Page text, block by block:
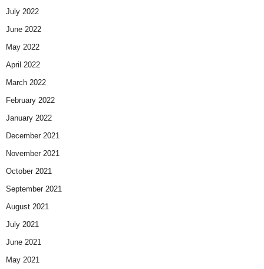
July 2022
June 2022
May 2022
April 2022
March 2022
February 2022
January 2022
December 2021
November 2021
October 2021
September 2021
August 2021
July 2021
June 2021
May 2021